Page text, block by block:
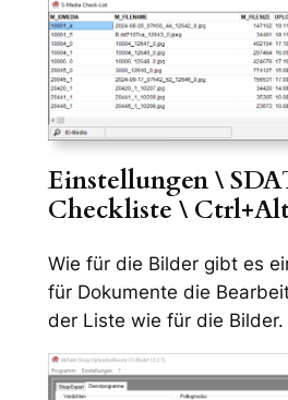
Einstellungen \
Checkliste \
Wie für die Bilder gibt es
für Dokumente die
der Liste wie für die Bilder.